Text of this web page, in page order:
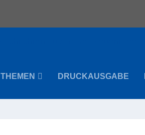
THEMEN DRUCKAUSGABE